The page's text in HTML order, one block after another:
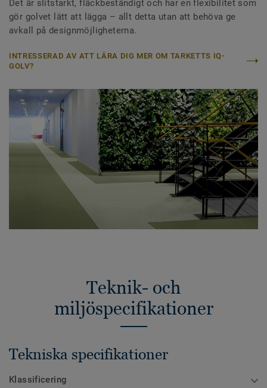
Det är slitstarkt, fläckbeständigt och har en flexibilitet som
gör golvet lätt att lägga – allt detta utan att behöva ge
avkall på designmöjligheterna.
INTRESSERAD AV ATT LÄRA DIG MER OM TARKETTS IQ-
GOLV?
Teknik- och
miljöspecifikationer
Tekniska specifikationer
Klassificering